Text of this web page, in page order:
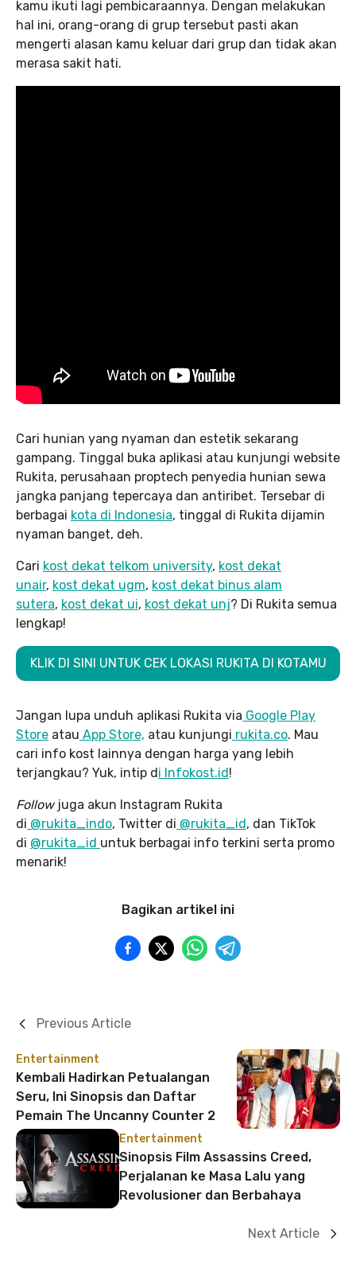
kamu ikuti lagi pembicaraannya. Dengan melakukan
hal ini, orang-orang di grup tersebut pasti akan
mengerti alasan kamu keluar dari grup dan tidak akan
merasa sakit hati.
Cari hunian yang nyaman dan estetik sekarang
gampang. Tinggal buka aplikasi atau kunjungi website
Rukita, perusahaan proptech penyedia hunian sewa
jangka panjang tepercaya dan antiribet. Tersebar di
berbagai kota di Indonesia, tinggal di Rukita dijamin
nyaman banget, deh.
Cari kost dekat telkom university, kost dekat
unair, kost dekat ugm, kost dekat binus alam
sutera, kost dekat ui, kost dekat unj? Di Rukita semua
lengkap!
KLIK DI SINI UNTUK CEK LOKASI RUKITA DI KOTAMU
Jangan lupa unduh aplikasi Rukita via Google Play
Store atau App Store, atau kunjungi rukita.co. Mau
cari info kost lainnya dengan harga yang lebih
terjangkau? Yuk, intip di Infokost.id!
Follow juga akun Instagram Rukita
di @rukita_indo, Twitter di @rukita_id, dan TikTok
di @rukita_id untuk berbagai info terkini serta promo
menarik!
Bagikan artikel ini
Entertainment
Kembali Hadirkan Petualangan
Seru, Ini Sinopsis dan Daftar
Pemain The Uncanny Counter 2
Previous Article
Entertainment
Sinopsis Film Assassins Creed,
Perjalanan ke Masa Lalu yang
Revolusioner dan Berbahaya
Next Article